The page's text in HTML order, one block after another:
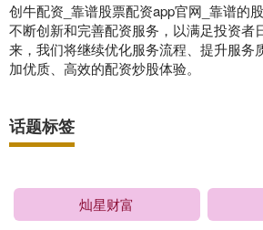
创牛配资_靠谱股票配资app官网_靠谱的
不断创新和完善配资服务，以满足投资者
来，我们将继续优化服务流程、提升服务
加优质、高效的配资炒股体验。
话题标签
灿星财富